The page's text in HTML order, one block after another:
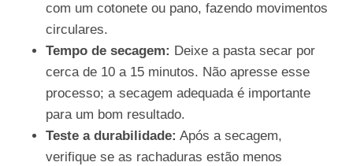
com um cotonete ou pano, fazendo movimentos
circulares.
Tempo de secagem: Deixe a pasta secar por
cerca de 10 a 15 minutos. Não apresse esse
processo; a secagem adequada é importante
para um bom resultado.
Teste a durabilidade: Após a secagem,
verifique se as rachaduras estão menos